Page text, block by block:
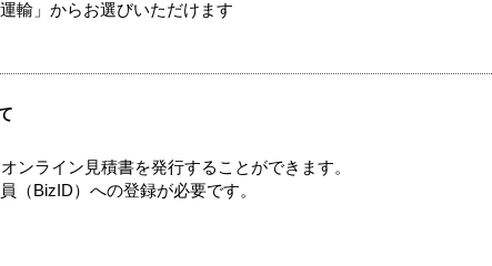
輸」からお選びいただけます
ンライン見積書を発行することができます。
（BizID）への登録が必要です。